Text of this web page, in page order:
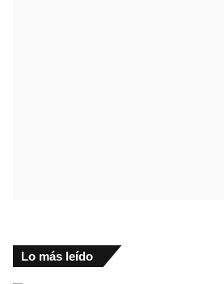
Lo más leído